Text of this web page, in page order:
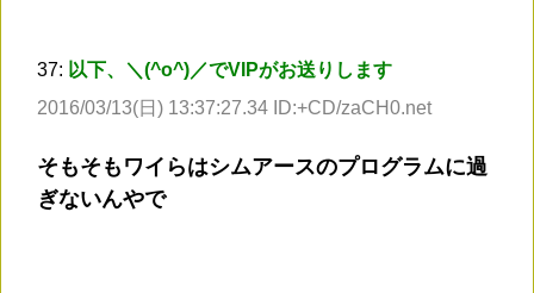
37: 以下、＼(^o^)／でVIPがお送りします
2016/03/13(日) 13:37:27.34 ID:+CD/zaCH0.net
そもそもワイらはシムアースのプログラムに過
ぎないんやで